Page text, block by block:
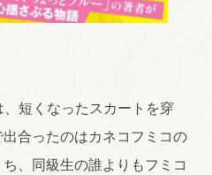
短くなったスカートを穿
合ったのはカネコフミコの
、同級生の誰よりもフミコ